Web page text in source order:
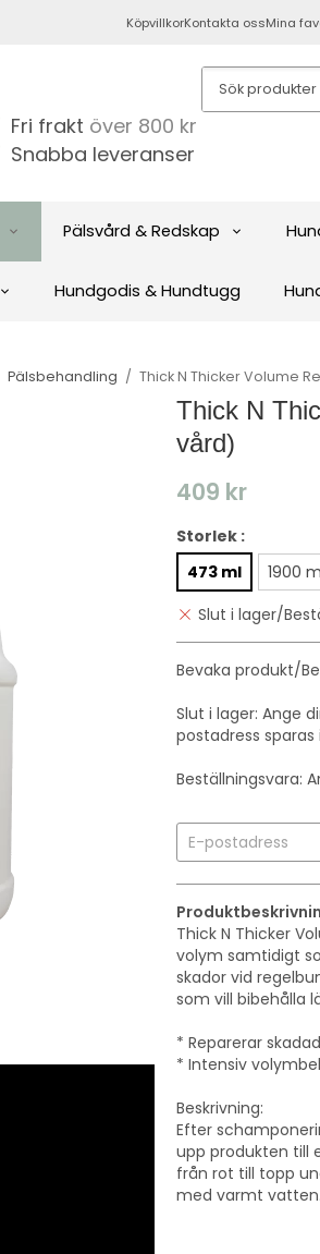
KöpvillkorKontakta ossMina
Fri frakt över 800 kr
Snabba leveranser
Pälsvård & Redskap
Hundgodis & Hundtugg
Pälsbehandling / Thick N Thicker Volume
Thick N
vård)
409 kr
Storlek :
473 ml
1900
Slut i lager/
Bevaka produkt/
Slut i lager: Ange
postadress sparas
Beställningsvara:
Thick N Thicker
volym samtidigt
skador vid
som vill bibehålla
* Reparerar
* Intensiv
Beskrivning:
Efter
upp produkten till
från rot till topp
med varmt